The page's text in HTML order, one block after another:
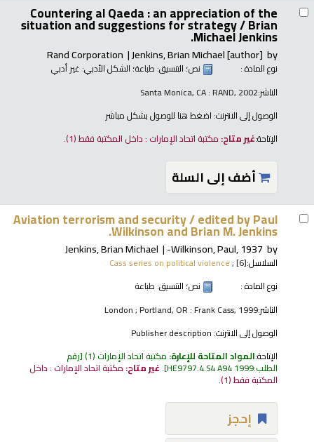
Countering al Qaeda : an appreciation of the
situation and suggestions for strategy /Brian
Michael Jenkins.
by
Jenkins, Brian Michael[author]
Rand Corporation
نوع المادة : نص؛ التنسيق: طباعة؛ الشكل الأدبي: غير أدبي
الناشر:Santa Monica, CA : RAND, 2002
الوصول إلى الانترنت: اضغط هنا للوصول بشكل مباشر
الإتاحة:غير متاح: مكتبة اتحاد الإمارات : داخل المكتبة فقط(1).
أضف إلى السلة
Aviation terrorism and security /edited by Paul
Wilkinson and Brian M. Jenkins.
by
Wilkinson, Paul, 1937-
Jenkins, Brian Michael
السلاسل: Cass series on political violence; [6]
نوع المادة :
نص؛ التنسيق: طباعة
الناشر:London ; Portland, OR : Frank Cass, 1999
الوصول إلى الانترنت: Publisher description
الإتاحة:المواد المتاحة للإعارة: مكتبة اتحاد الإمارات (1) رقم
الطلب:HE9797.4.S4 A94 1999
.غير متاح: مكتبة اتحاد الإمارات : داخل
المكتبة فقط(1).
إحجز